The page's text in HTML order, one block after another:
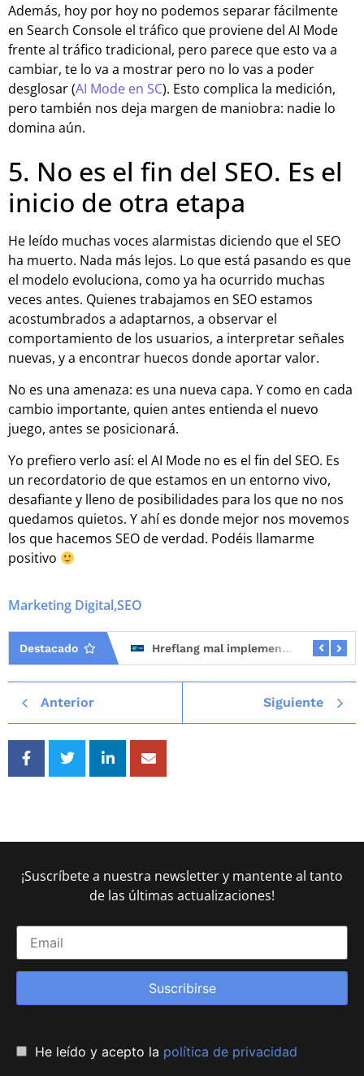
Además, hoy por hoy no podemos separar fácilmente
en Search Console el tráfico que proviene del AI Mode
frente al tráfico tradicional, pero parece que esto va a
cambiar, te lo va a mostrar pero no lo vas a poder
desglosar (AI Mode en SC). Esto complica la medición,
pero también nos deja margen de maniobra: nadie lo
domina aún.
5. No es el fin del SEO. Es el
inicio de otra etapa
He leído muchas voces alarmistas diciendo que el SEO
ha muerto. Nada más lejos. Lo que está pasando es que
el modelo evoluciona, como ya ha ocurrido muchas
veces antes. Quienes trabajamos en SEO estamos
acostumbrados a adaptarnos, a observar el
comportamiento de los usuarios, a interpretar señales
nuevas, y a encontrar huecos donde aportar valor.
No es una amenaza: es una nueva capa. Y como en cada
cambio importante, quien antes entienda el nuevo
juego, antes se posicionará.
Yo prefiero verlo así: el AI Mode no es el fin del SEO. Es
un recordatorio de que estamos en un entorno vivo,
desafiante y lleno de posibilidades para los que no nos
quedamos quietos. Y ahí es donde mejor nos movemos
los que hacemos SEO de verdad. Podéis llamarme
positivo
Marketing Digital,SEO
Destacado Mejores consultores SEO en España (2026) Hreflang mal implementado: el error SEO que más tráfico internacional hace perder
Anterior Siguiente
¡Suscríbete a nuestra newsletter y mantente al tanto
de las últimas actualizaciones!
Suscribirse
He leído y acepto la política de privacidad